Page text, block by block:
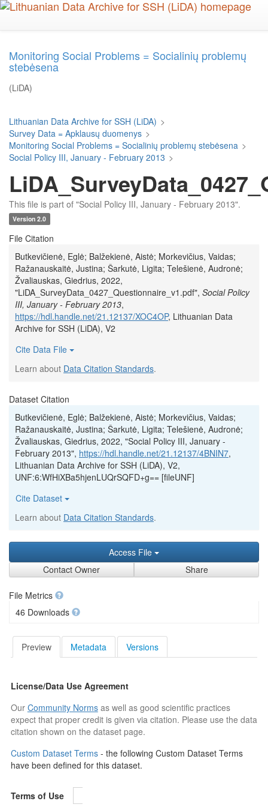
Skip
Monitoring Social Problems = Socialinių problemų
stebėsena
(LiDA)
Lithuanian Data Archive for SSH (LiDA) >
Survey Data = Apklausų duomenys >
Monitoring Social Problems = Socialinių problemų stebėsena >
Social Policy III, January - February 2013 >
This file is part of "Social Policy III, January - February 2013".
Version 2.0
File Citation
Butkevičienė, Eglė; Balžekienė, Aistė; Morkevičius, Vaidas;
Ražanauskaitė, Justina; Šarkutė, Ligita; Telešienė, Audronė;
Žvaliauskas, Giedrius, 2022,
"LiDA_SurveyData_0427_Questionnaire_v1.pdf", Social Policy
III, January - February 2013,
https://hdl.handle.net/21.12137/XOC4OP, Lithuanian Data
Archive for SSH (LiDA), V2
Cite Data File
Learn about Data Citation Standards.
Dataset Citation
Butkevičienė, Eglė; Balžekienė, Aistė; Morkevičius, Vaidas;
Ražanauskaitė, Justina; Šarkutė, Ligita; Telešienė, Audronė;
Žvaliauskas, Giedrius, 2022, "Social Policy III, January -
February 2013", https://hdl.handle.net/21.12137/4BNIN7,
Lithuanian Data Archive for SSH (LiDA), V2,
UNF:6:WfHiXBa5hjenLUQrSQFD+g== [fileUNF]
Cite Dataset
Learn about Data Citation Standards.
Access File
Contact Owner
Share
File Metrics
46 Downloads
Preview Metadata Versions
License/Data Use Agreement
Our Community Normsas well as good scientific practices
expect that proper credit is given via citation. Please use the data
citation shown on the dataset page.
Custom Dataset Terms - the following Custom Dataset Terms
have been defined for this dataset.
Terms of Use